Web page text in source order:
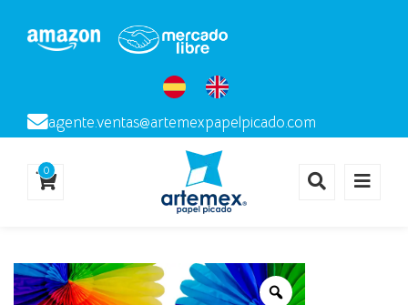
agente.ventas@artemexpapelpicado.com
0